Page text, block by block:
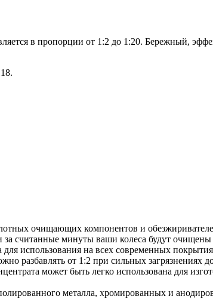
в пропорции от 1:2 до 1:20. Бережный,
очищающих компонентов и
считанные минуты ваши колеса будут очищены
использования на всех современных
разбавлять от 1:2 при сильных
может быть легко использована для
металла, хромированных и